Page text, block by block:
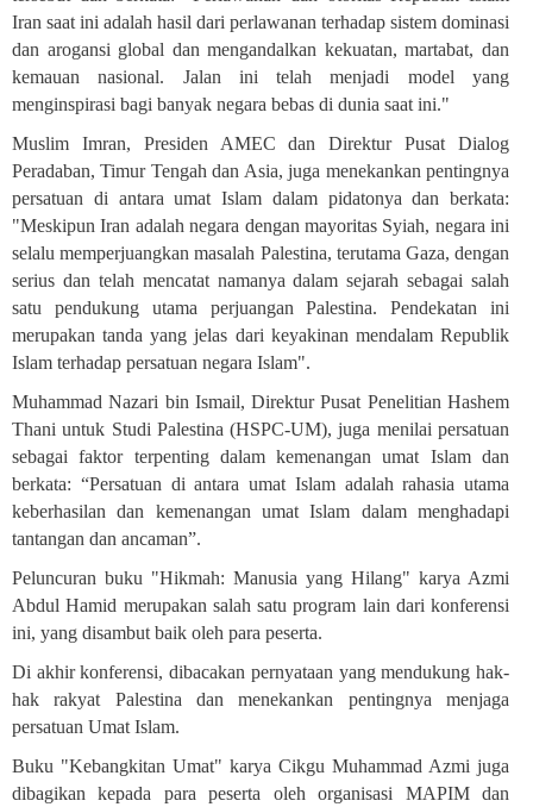
Iran saat ini adalah hasil dari perlawanan terhadap sistem dominasi
dan arogansi global dan mengandalkan kekuatan, martabat, dan
kemauan nasional. Jalan ini telah menjadi model yang
menginspirasi bagi banyak negara bebas di dunia saat ini."
Muslim Imran, Presiden AMEC dan Direktur Pusat Dialog
Peradaban, Timur Tengah dan Asia, juga menekankan pentingnya
persatuan di antara umat Islam dalam pidatonya dan berkata:
"Meskipun Iran adalah negara dengan mayoritas Syiah, negara ini
selalu memperjuangkan masalah Palestina, terutama Gaza, dengan
serius dan telah mencatat namanya dalam sejarah sebagai salah
satu pendukung utama perjuangan Palestina. Pendekatan ini
merupakan tanda yang jelas dari keyakinan mendalam Republik
Islam terhadap persatuan negara Islam."
Muhammad Nazari bin Ismail, Direktur Pusat Penelitian Hashem
Thani untuk Studi Palestina (HSPC-UM), juga menilai persatuan
sebagai faktor terpenting dalam kemenangan umat Islam dan
berkata: “Persatuan di antara umat Islam adalah rahasia utama
keberhasilan dan kemenangan umat Islam dalam menghadapi
tantangan dan ancaman”.
Peluncuran buku "Hikmah: Manusia yang Hilang" karya Azmi
Abdul Hamid merupakan salah satu program lain dari konferensi
ini, yang disambut baik oleh para peserta.
Di akhir konferensi, dibacakan pernyataan yang mendukung hak-
hak rakyat Palestina dan menekankan pentingnya menjaga
persatuan Umat Islam.
Buku "Kebangkitan Umat" karya Cikgu Muhammad Azmi juga
dibagikan kepada para peserta oleh organisasi MAPIM dan